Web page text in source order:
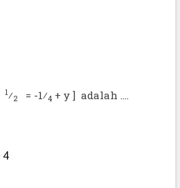
1⁄2 = -1⁄4 + y ] adalah ....